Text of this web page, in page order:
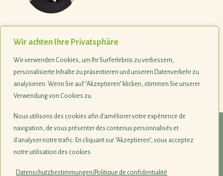
Wir achten Ihre Privatsphäre
Wir verwenden Cookies, um Ihr Surferlebnis zu verbessern,
personalisierte Inhalte zu präsentieren und unseren Datenverkehr zu
analysieren. Wenn Sie auf "Akzeptieren" klicken, stimmen Sie unserer
Verwendung von Cookies zu.
Nous utilisons des cookies afin d'améliorer votre expérience de
navigation, de vous présenter des contenus personnalisés et
d'analyser notre trafic. En cliquant sur "Akzeptieren", vous acceptez
notre utilisation des cookies.
Datenschutzbestimmungen/Politique de confidentialité
© 1990-2026
12, rue de Capellen · L-8393 Olm